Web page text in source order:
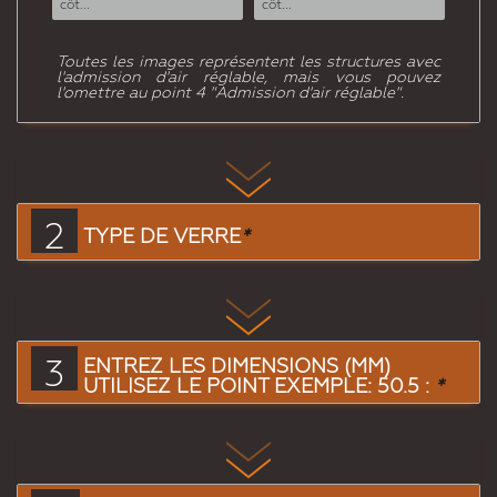
côt...
côt...
Toutes les images représentent les structures avec
l'admission d'air réglable, mais vous pouvez
l'omettre au point 4 "Admission d'air réglable".
2 TYPE DE VERRE*
3
ENTREZ LES DIMENSIONS (MM)
UTILISEZ LE POINT EXEMPLE: 50.5 : *